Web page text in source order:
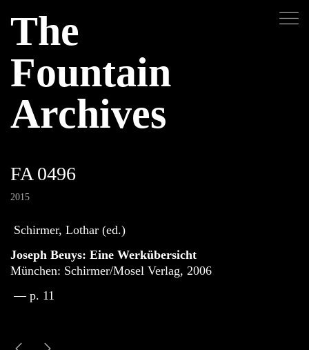
The
Fountain
Archives
FA 0496
2015
Schirmer, Lothar (ed.)
Joseph Beuys: Eine Werkübersicht
München: Schirmer/Mosel Verlag, 2006
— p. 11